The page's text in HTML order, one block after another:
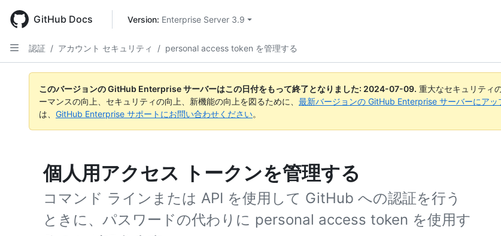
main
content
GitHub Docs Version: Enterprise Server 3.9
認証 / アカウント セキュリティ / personal access token を管理する
このバージョンの GitHub Enterprise サーバーはこの日付をもって終了となりました: 2024-07-09. 重大なセキュリティ
ーマンスの向上、セキュリティの向上、新機能の向上を図るために、 最新バージョンの GitHub Enterprise サーバーにア
は、 GitHub Enterprise サポートにお問い合わせください。
個人用アクセス トークンを管理する
コマンド ラインまたは API を使用して GitHub への認証を行う
ときに、パスワードの代わりに personal access token を使用す